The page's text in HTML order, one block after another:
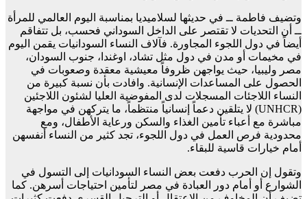
وتضيف فاطمة ــ في حديثها لسلاميديا بمناسبة اليوم العالمي للمرأة
ــ أن التحديات لا تقتصر على الداخل السوداني فحسب، بل تتفاقم
أيضاً في دول اللجوء المجاورة. فآلاف النساء السودانيات يقمن اليوم
في مخيمات أو مدن في دول مثل تشاد، اوغندا، جنوب السودان،
مصر وليبيا، حيث يواجهن ظروفاً معيشية معقدة وصعوبات في
الحصول على المساعدات الإنسانية. وافادت بأن نسبة كبيرة من
النساء اللاجئات المسجلات لدى المفوضية العليا لشئون اللاجئين
(UNHCR) لا يتلقين دعماً إنسانياً منتظماً، ما يتركهن في مواجهة
مباشرة مع أعباء تأمين الغذاء والسكن ورعاية الأطفال، ومع
محدودية فرص العمل في دول اللجوء، تجد كثير من النساء أنفسهن
أمام خيارات قاسية للبقاء.
وتقول إن الحرب دفعت بعض النساء السودانيات إلى التسول في
الشوارع أو أمام دور العبادة في مصر لتأمين احتياجات أسرهن. كما